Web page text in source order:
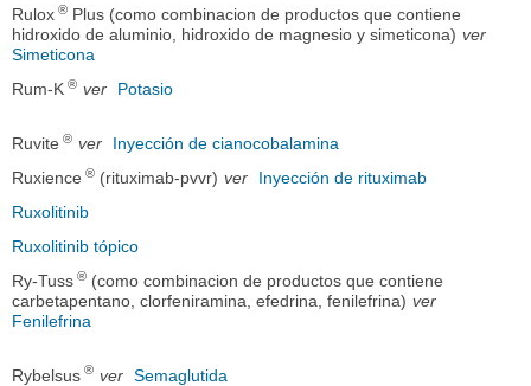
Rulox ® Plus (como combinacion de productos que contiene
hidroxido de aluminio, hidroxido de magnesio y simeticona) ver
Simeticona
Rum-K ® ver Potasio
Ruvite ® ver
Inyección de cianocobalamina
Ruxience ® (rituximab-pvvr) ver
Inyección de rituximab
Ruxolitinib
Ruxolitinib tópico
Ry-Tuss ® (como combinacion de productos que contiene
carbetapentano, clorfeniramina, efedrina, fenilefrina) ver
Fenilefrina
Rybelsus ® ver Semaglutida